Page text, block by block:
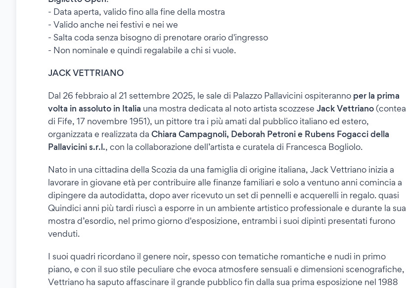
- Data aperta, valido fino alla fine della mostra
- Valido anche nei festivi e nei we
- Salta coda senza bisogno di prenotare orario d'ingresso
- Non nominale e quindi regalabile a chi si vuole.
JACK VETTRIANO
Dal 26 febbraio al 21 settembre 2025, le sale di Palazzo Pallavicini ospiteranno per la prima
volta in assoluto in Italia una mostra dedicata al noto artista scozzese Jack Vettriano(contea
di Fife, 17 novembre 1951), un pittore tra i più amati dal pubblico italiano ed estero,
organizzata e realizzata da Chiara Campagnoli, Deborah Petroni e Rubens Fogacci della
Pallavicini s.r.l., con la collaborazione dell’artista e curatela di Francesca Bogliolo.
Nato in una cittadina della Scozia da una famiglia di origine italiana, Jack Vettriano inizia a
lavorare in giovane età per contribuire alle finanze familiari e solo a ventuno anni comincia a
dipingere da autodidatta, dopo aver ricevuto un set di pennelli e acquerelli in regalo. quasi
Quindici anni più tardi riuscì a esporre in un ambiente artistico professionale e durante la sua
mostra d’esordio, nel primo giorno d'esposizione, entrambi i suoi dipinti presentati furono
venduti.
I suoi quadri ricordano il genere noir, spesso con tematiche romantiche e nudi in primo
piano, e con il suo stile peculiare che evoca atmosfere sensuali e dimensioni scenografiche,
Vettriano ha saputo affascinare il grande pubblico fin dalla sua prima esposizione nel 1988